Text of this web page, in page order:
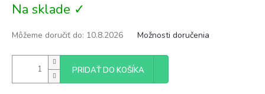
cena:
Na sklade ✓
Môžeme doručiť do: 10.8.2026 Možnosti doručenia
PRIDAŤ DO KOŠÍKA